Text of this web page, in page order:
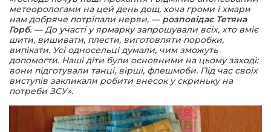
метеорологами на цей день дощ, хоча громи і хмари
нам добряче потріпали нерви, —розповідає Тетяна
Горб. — До участі у ярмарку запрошували всіх, хто вміє
шити, вишивати, плести, виготовляти поробки,
випікати. Усі односельці думали, чим зможуть
допомогти. Наші діти були основними на цьому заході:
вони підготували танці, вірші, флешмоби. Під час своїх
виступів закликали робити внесок у скриньку на
потреби ЗСУ».